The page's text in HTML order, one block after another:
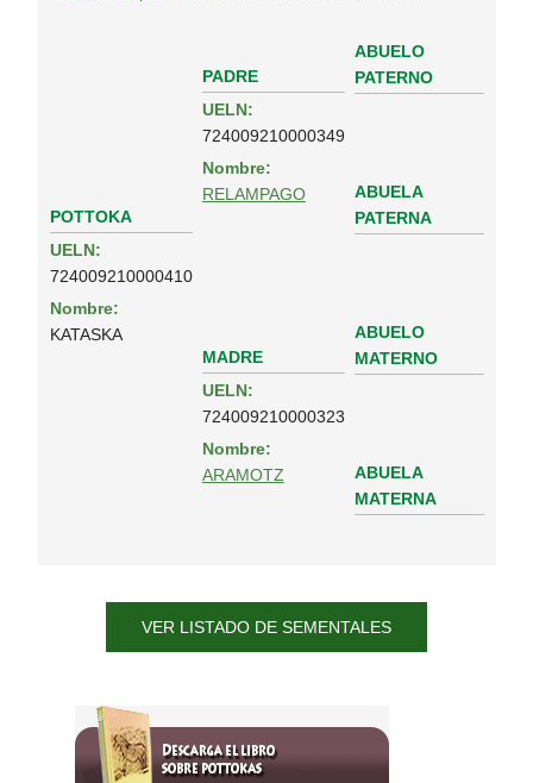
POTTOKA
UELN:
724009210000410
Nombre:
KATASKA
PADRE
UELN:
724009210000349
Nombre:
RELAMPAGO
ABUELO
PATERNO
ABUELA
PATERNA
MADRE
UELN:
724009210000323
Nombre:
ARAMOTZ
ABUELO
MATERNO
ABUELA
MATERNA
VER LISTADO DE SEMENTALES